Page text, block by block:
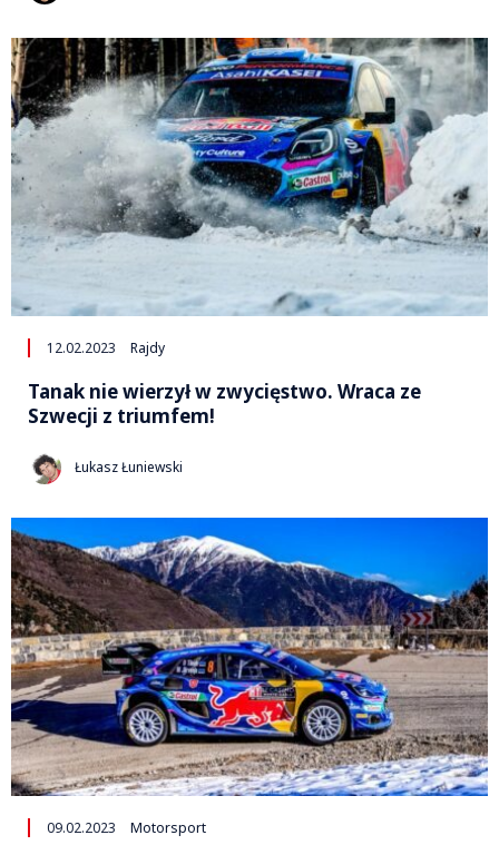
12.02.2023 Rajdy
Tanak nie wierzył w zwycięstwo. Wraca ze
Szwecji z triumfem!
Łukasz Łuniewski
09.02.2023 Motorsport